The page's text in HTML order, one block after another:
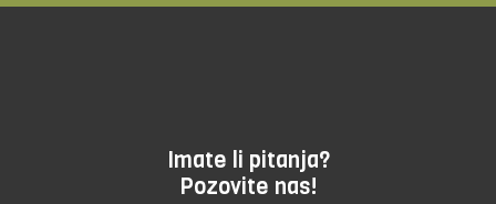
Imate li pitanja?
Pozovite nas!